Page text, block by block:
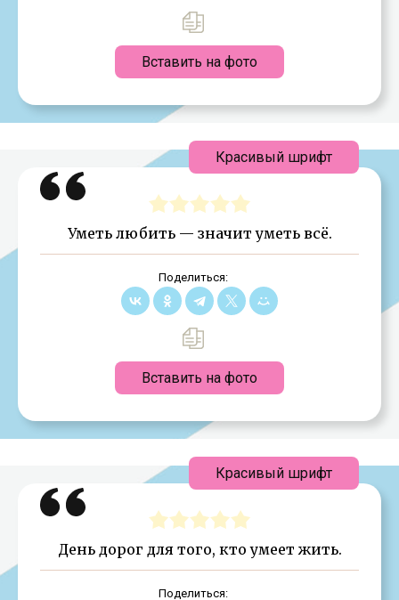
Вставить на фото
Уметь любить — значит уметь всё.
Поделиться:
Вставить на фото
Красивый шрифт
День дорог для того, кто умеет жить.
Поделиться:
Красивый шрифт